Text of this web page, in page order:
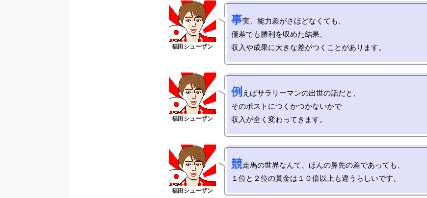
事実、能力差がさほどなくても、
僅差でも勝利を収めた結果、
例 えばサラリーマンの出世の話だと、
そのポストにつくかつかないかで
競走馬の世界なんて、ほんの鼻先の差であっても、